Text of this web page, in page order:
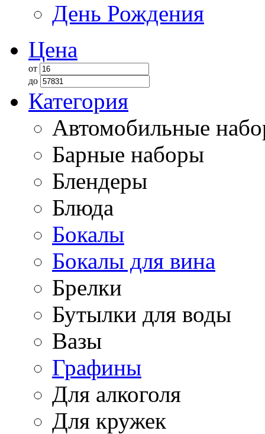
День Рождения
Цена
от
до
Категория
Автомобильные
Барные наборы
Блендеры
Блюда
Бокалы
Бокалы для вина
Брелки
Бутылки для воды
Вазы
Графины
Для алкоголя
Для кружек